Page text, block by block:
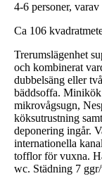
4-6 personer, varav
Ca 106
Trerumslägenhet
och kombinerat
dubbelsäng eller
bäddsoffa.
mikrovågsugn,
köksutrustning
deponering ingår.
internationella
tofflor för vuxna.
wc. Städning 7